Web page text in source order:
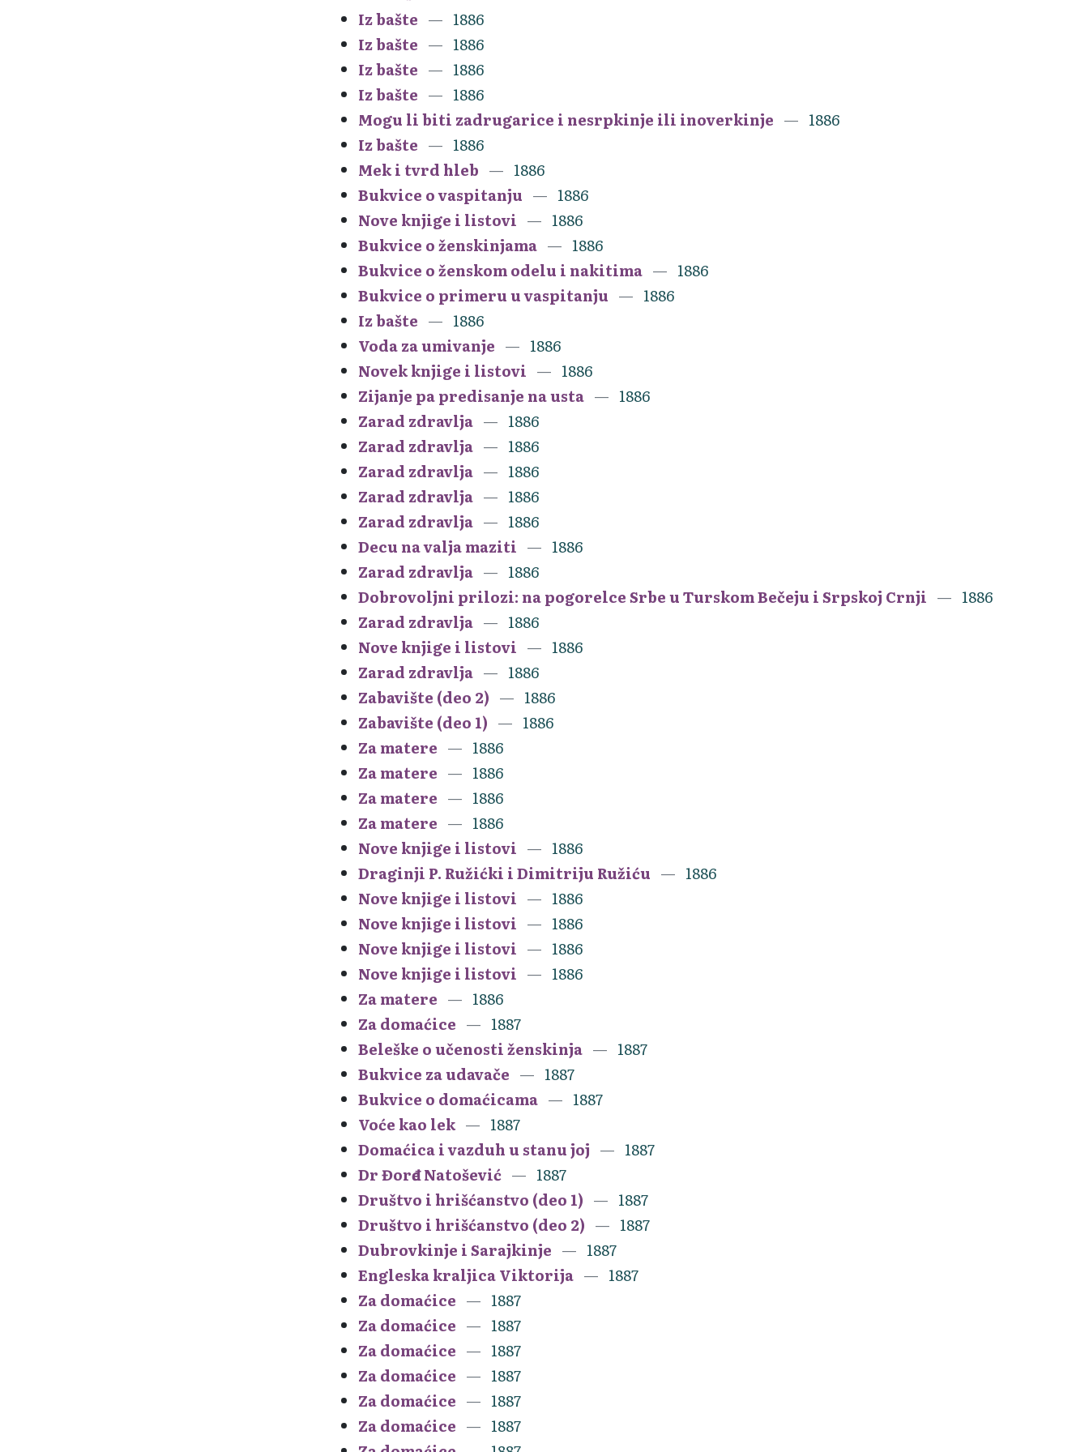
Iz bašte
1886
Iz bašte
1886
Iz bašte
1886
Iz bašte
1886
Mogu li biti zadrugarice i nesrpkinje ili inoverkinje
1886
Iz bašte
1886
Mek i tvrd hleb
1886
Bukvice o vaspitanju
1886
Nove knjige i listovi
1886
Bukvice o ženskinjama
1886
Bukvice o ženskom odelu i nakitima
1886
Bukvice o primeru u vaspitanju
1886
Iz bašte
1886
Voda za umivanje
1886
Novek knjige i listovi
1886
Zijanje pa predisanje na usta
1886
Zarad zdravlja
1886
Zarad zdravlja
1886
Zarad zdravlja
1886
Zarad zdravlja
1886
Zarad zdravlja
1886
Decu na valja maziti
1886
Zarad zdravlja
1886
Dobrovoljni prilozi: na pogorelce Srbe u Turskom Bečeju i Srpskoj Crnji
1886
Zarad zdravlja
1886
Nove knjige i listovi
1886
Zarad zdravlja
1886
Zabavište (deo 2)
1886
Zabavište (deo 1)
1886
Za matere
1886
Za matere
1886
Za matere
1886
Za matere
1886
Nove knjige i listovi
1886
Draginji P. Ružićki i Dimitriju Ružiću
1886
Nove knjige i listovi
1886
Nove knjige i listovi
1886
Nove knjige i listovi
1886
Nove knjige i listovi
1886
Za matere
1886
Za domaćice
1887
Beleške o učenosti ženskinja
1887
Bukvice za udavače
1887
Bukvice o domaćicama
1887
Voće kao lek
1887
Domaćica i vazduh u stanu joj
1887
Dr Đorđe Natošević
1887
Društvo i hrišćanstvo (deo 1)
1887
Društvo i hrišćanstvo (deo 2)
1887
Dubrovkinje i Sarajkinje
1887
Engleska kraljica Viktorija
1887
Za domaćice
1887
Za domaćice
1887
Za domaćice
1887
Za domaćice
1887
Za domaćice
1887
Za domaćice
1887